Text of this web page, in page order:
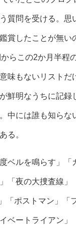
質問を受ける。思
賞したことが無い
らこの2か月半程
味もないリストだ
鮮明なうちに記録
中には誰も知らな
る。
ベルを鳴らす」「
「夜の大捜査線」
「ポストマン」「
ベートライアン」